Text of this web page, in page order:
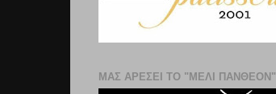
ΜΑΣ ΑΡΕΣΕΙ ΤΟ "ΜΕΛΙ ΠΑΝΘΕΟΝ"